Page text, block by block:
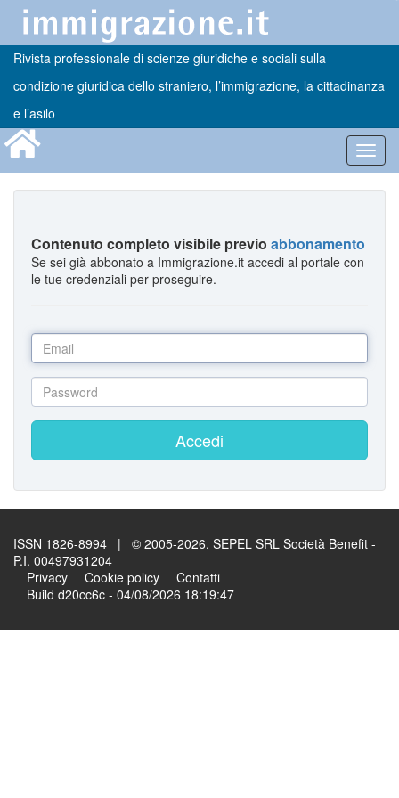
Rivista professionale di scienze giuridiche e sociali sulla
condizione giuridica dello straniero, l’immigrazione, la cittadinanza
e l’asilo
Contenuto completo visibile previo abbonamento
Se sei già abbonato a Immigrazione.it accedi al portale con
le tue credenziali per proseguire.
Accedi
ISSN 1826-8994 | © 2005-2026, SEPEL SRL Società Benefit -
P.I. 00497931204
Privacy
Cookie policy
Contatti
Build d20cc6c - 04/08/2026 18:19:47